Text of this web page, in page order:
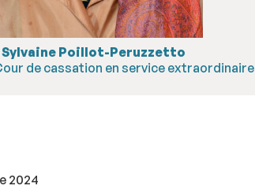
Sylvaine Poillot-Peruzzetto
de cassation en service extraordinaire
2024